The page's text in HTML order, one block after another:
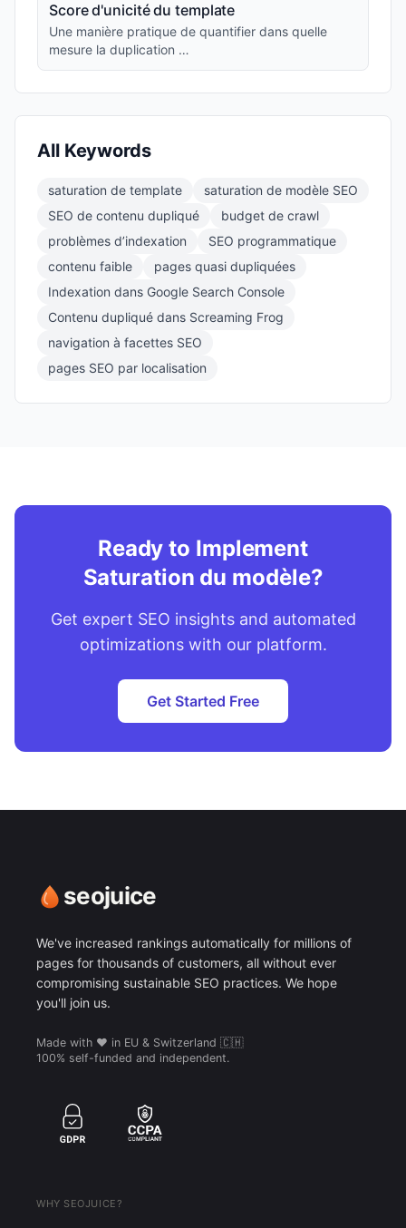
Score d'unicité du template
Une manière pratique de quantifier dans quelle
mesure la duplication …
All Keywords
saturation de template
saturation de modèle SEO
SEO de contenu dupliqué
budget de crawl
problèmes d’indexation
SEO programmatique
contenu faible
pages quasi dupliquées
Indexation dans Google Search Console
Contenu dupliqué dans Screaming Frog
navigation à facettes SEO
pages SEO par localisation
Ready to Implement
Saturation du modèle?
Get expert SEO insights and automated
optimizations with our platform.
Get Started Free
seojuice
We've increased rankings automatically for millions of
pages for thousands of customers, all without ever
compromising sustainable SEO practices. We hope
you'll join us.
Made with ❤️ in EU & Switzerland 🇨🇭
100% self-funded and independent.
WHY SEOJUICE?